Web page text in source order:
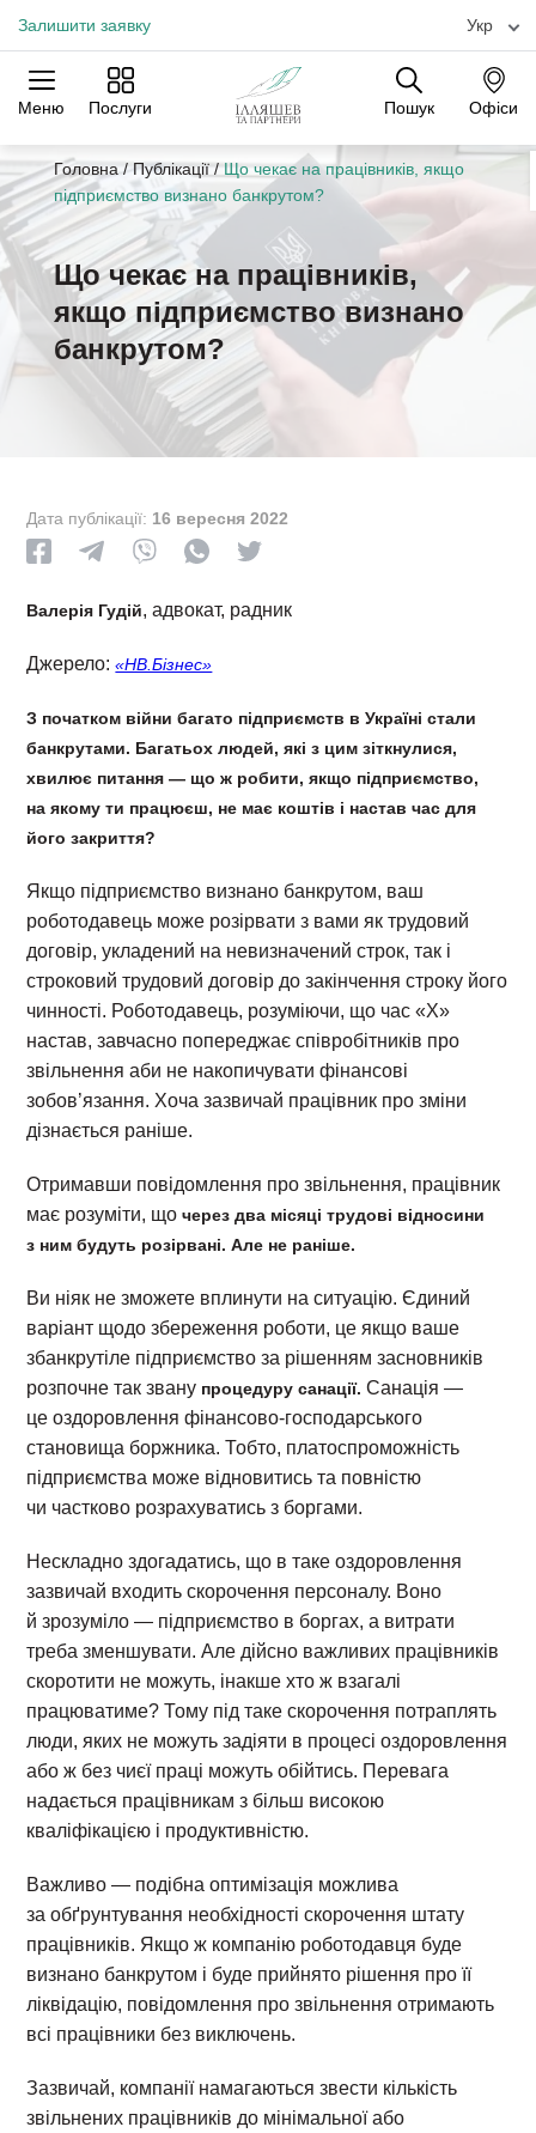
Залишити заявку Укр
Меню Послуги Пошук Офіси
Офіси
Головна / Публікації/ Що чекає на працівників, якщо
підприємство визнано банкрутом?
Що чекає на працівників,
якщо підприємство визнано
банкрутом?
Дата публікації: 16 вересня 2022
Валерія Гудій, адвокат, радник
Джерело:«НВ.Бізнес»
З початком війни багато підприємств в Україні стали
банкрутами. Багатьох людей, які з цим зіткнулися,
хвилює питання — що ж робити, якщо підприємство,
на якому ти працюєш, не має коштів і настав час для
його закриття?
Якщо підприємство визнано банкрутом, ваш
роботодавець може розірвати з вами як трудовий
договір, укладений на невизначений строк, так і
строковий трудовий договір до закінчення строку його
чинності. Роботодавець, розуміючи, що час «Х»
настав, завчасно попереджає співробітників про
звільнення аби не накопичувати фінансові
зобов’язання. Хоча зазвичай працівник про зміни
дізнається раніше.
Отримавши повідомлення про звільнення, працівник
має розуміти, щочерез два місяці трудові відносини
з ним будуть розірвані. Але не раніше.
Ви ніяк не зможете вплинути на ситуацію. Єдиний
варіант щодо збереження роботи, це якщо ваше
збанкрутіле підприємство за рішенням засновників
розпочне так звану процедуру санації.Санація —
це оздоровлення фінансово-господарського
становища боржника. Тобто, платоспроможність
підприємства може відновитись та повністю
чи частково розрахуватись з боргами.
Нескладно здогадатись, що в таке оздоровлення
зазвичай входить скорочення персоналу. Воно
й зрозуміло — підприємство в боргах, а витрати
треба зменшувати. Але дійсно важливих працівників
скоротити не можуть, інакше хто ж взагалі
працюватиме? Тому під таке скорочення потраплять
люди, яких не можуть задіяти в процесі оздоровлення
або ж без чиєї праці можуть обійтись. Перевага
надається працівникам з більш високою
кваліфікацією і продуктивністю.
Важливо — подібна оптимізація можлива
за обґрунтування необхідності скорочення штату
працівників. Якщо ж компанію роботодавця буде
визнано банкрутом і буде прийнято рішення про її
ліквідацію, повідомлення про звільнення отримають
всі працівники без виключень.
Зазвичай, компанії намагаються звести кількість
звільнених працівників до мінімальної або